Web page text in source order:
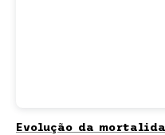
Evolução da